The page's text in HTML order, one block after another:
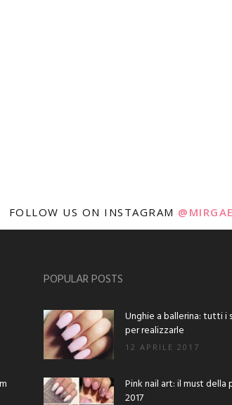
FOLLOW US ON INSTAGRAM
POPULAR POSTS
Unghie a ballerina: tutti i
per realizzarle
12 APRILE 2017
Pink nail art: il must della
2017